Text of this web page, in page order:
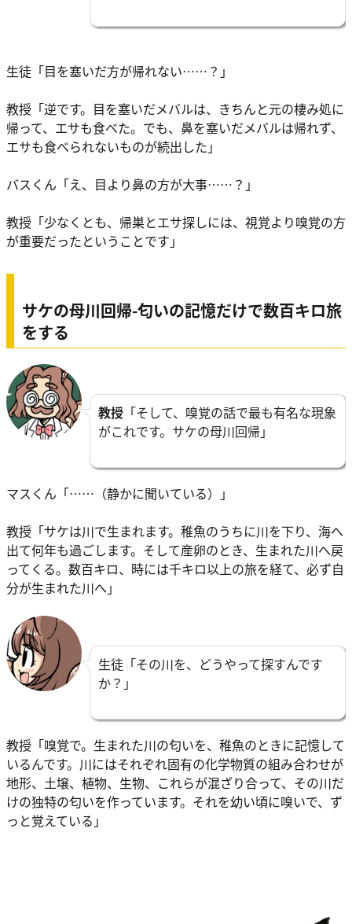
生徒「目を塞いだ方が帰れない……？」
教授「逆です。目を塞いだメバルは、きちんと元の棲み処に
帰って、エサも食べた。でも、鼻を塞いだメバルは帰れず、
エサも食べられないものが続出した」
バスくん「え、目より鼻の方が大事……？」
教授「少なくとも、帰巣とエサ探しには、視覚より嗅覚の方
が重要だったということです」
サケの母川回帰-匂いの記憶だけで数百キロ旅
をする
教授 「そして、嗅覚の話で最も有名な現象
がこれです。サケの母川回帰」
マスくん「……（静かに聞いている）」
教授「サケは川で生まれます。稚魚のうちに川を下り、海へ
出て何年も過ごします。そして産卵のとき、生まれた川へ戻
ってくる。数百キロ、時には千キロ以上の旅を経て、必ず自
分が生まれた川へ」
生徒「その川を、どうやって探すんです
か？」
教授「嗅覚で。生まれた川の匂いを、稚魚のときに記憶して
いるんです。川にはそれぞれ固有の化学物質の組み合わせが
地形、土壌、植物、生物、これらが混ざり合って、その川だ
けの独特の匂いを作っています。それを幼い頃に嗅いで、ず
っと覚えている」